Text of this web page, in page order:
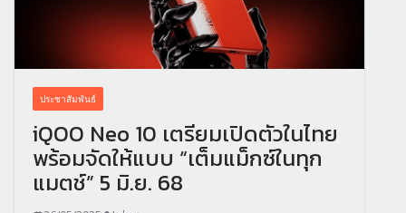
ประชาสัมพันธ์
iQOO Neo 10 เตรียมเปิดตัวในไทย
พร้อมจัดให้แบบ “เต็มแม็กซ์ในทุก
แมตช์” 5 มิ.ย. 68